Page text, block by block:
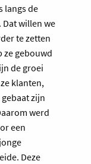
langs de
Dat willen we
te zetten
ze gebouwd
de groei
klanten,
zijn
werd
een
Deze